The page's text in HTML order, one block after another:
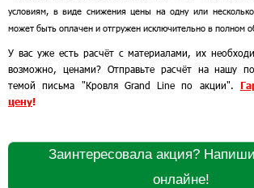
условиям, в виде снижения цены на одну или
может быть оплачен и отгружен исключительно в полном
У вас уже есть расчёт с материалами, их
возможно, ценами? Отправьте расчёт на нашу
темой письма "Кровля Grand Line по акции".
цену!
Заинтересовала акция?
онлайне!